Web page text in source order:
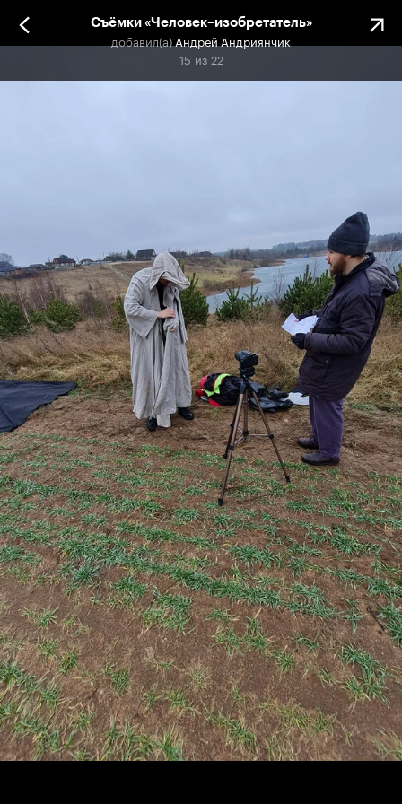
Съёмки «Человек–изобретатель»
добавил(а) Андрей Андриянчик
15 из 22